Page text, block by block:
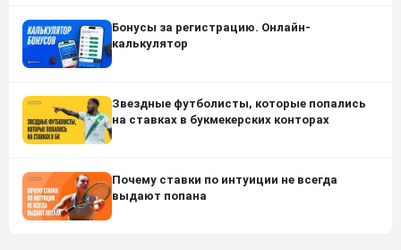
Бонусы за регистрацию. Онлайн-
калькулятор
Звездные футболисты, которые попались
на ставках в букмекерских конторах
Почему ставки по интуиции не всегда
выдают попана